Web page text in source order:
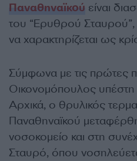
Παναθηναϊκού είναι
του “Ερυθρού Σταυρού”,
να χαρακτηρίζεται ως
Σύμφωνα με τις πρώτες
Οικονομόπουλος υπέστη
Αρχικά, ο θρυλικός
Παναθηναϊκού
νοσοκομείο και στη
Σταυρό, όπου